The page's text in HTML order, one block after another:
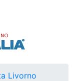
Livorno